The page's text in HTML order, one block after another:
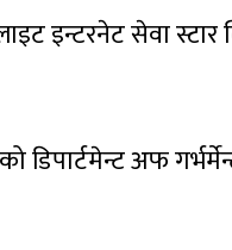
इन्टरनेट सेवा
डिपार्टमेन्ट अफ